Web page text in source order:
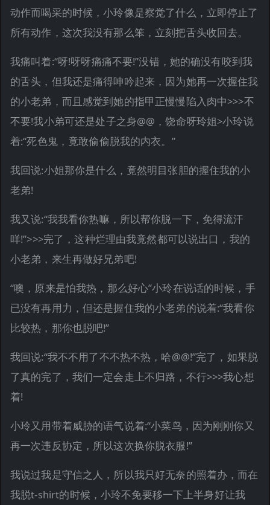
动作而喝采的时候，小玲像是察觉了什么，立即停止了
所有动作，这次我没有那么笨，立刻把舌头收回去。
我痛叫着:“呀!呀呀痛痛不要!”没错，她的确没有咬到我
的舌头，但我还是痛得呻吟起来，因为她再一次握住我
的小老弟，而且感觉到她的指甲正慢慢陷入肉中>>>不
不要!我小弟可还是处子之身@@，饶命呀玲姐>小玲说
着:“死色鬼，竟敢偷偷脱我的内衣。”
我回说:小姐那你是什么，竟然明目张胆的握住我的小
老弟!
我又说:“我我看你热嘛，所以帮你脱一下，免得流汗
咩!”>>>完了，这种烂理由我竟然都可以说出口，我的
小老弟，来生再做好兄弟吧!
“噢，原来是怕我热，那么好心”小玲在说话的时候，手
已没有再用力，但还是握住我的小老弟的说着:“我看你
比较热，那你也脱吧!”
我回说:“我不不用了不不热不热，哈@@!”完了，如果脱
了真的完了，我们一定会走上不归路，不行>>>我心想
着!
小玲又用带着威胁的语气说着:“小菜鸟，因为刚刚你又
再一次违反协定，所以这次换你脱衣服!”
我说过我是守信之人，所以我只好无奈的照着办，而在
我脱t-shirt的时候，小玲不免要移一下上半身好让我